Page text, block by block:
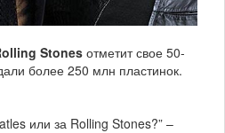
Stones отметит свое 50-
более 250 млн пластинок.
или за Rolling Stones?” –